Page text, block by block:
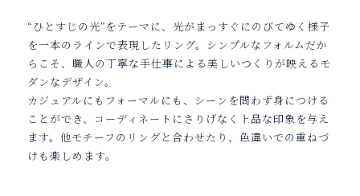
“ひとすじの光”をテーマに、光がまっすぐにのびてゆく様子
を一本のラインで表現したリング。シンプルなフォルムだか
らこそ、職人の丁寧な手仕事による美しいつくりが映えるモ
ダンなデザイン。
カジュアルにもフォーマルにも、シーンを問わず身につける
ことができ、コーディネートにさりげなく上品な印象を与え
ます。他モチーフのリングと合わせたり、色違いでの重ねづ
けも楽しめます。